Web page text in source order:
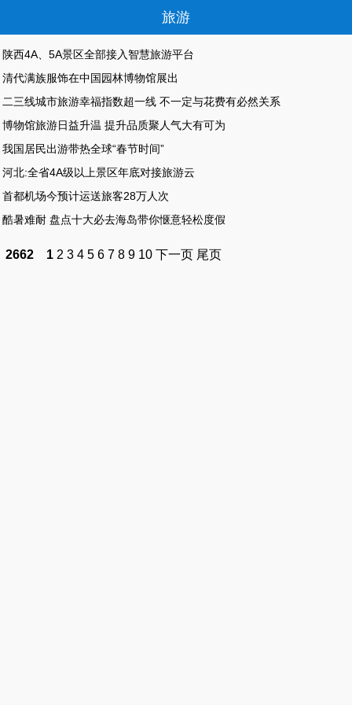
旅游
陕西4A、5A景区全部接入智慧旅游平台
清代满族服饰在中国园林博物馆展出
二三线城市旅游幸福指数超一线 不一定与花费有必然关系
博物馆旅游日益升温 提升品质聚人气大有可为
我国居民出游带热全球“春节时间”
河北:全省4A级以上景区年底对接旅游云
首都机场今预计运送旅客28万人次
酷暑难耐 盘点十大必去海岛带你惬意轻松度假
2662 1 2 3 4 5 6 7 8 9 10 下一页 尾页